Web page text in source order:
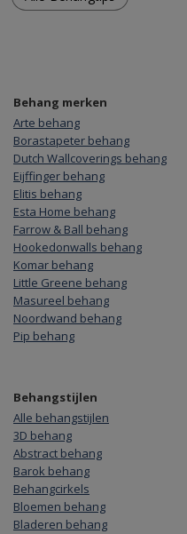
Behang merken
Arte behang
Borastapeter behang
Dutch Wallcoverings behang
Eijffinger behang
Elitis behang
Esta Home behang
Farrow & Ball behang
Hookedonwalls behang
Komar behang
Little Greene behang
Masureel behang
Noordwand behang
Pip behang
Behangstijlen
Alle behangstijlen
3D behang
Abstract behang
Barok behang
Behangcirkels
Bloemen behang
Bladeren behang